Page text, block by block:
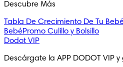
Descubre Más
Tabla De Crecimiento De Tu
BebéPromo Culillo y Bolsillo
Dodot VIP
Descárgate la APP DODOT VIP